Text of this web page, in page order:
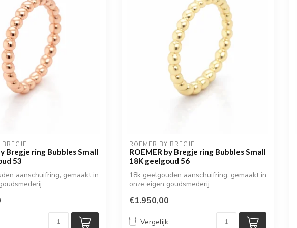
Bregje ring Bubbles Small
53
aanschuifring, gemaakt in
ROEMER BY BREGJE
ROEMER by Bregje ring Bubbles Small
18K geelgoud 56
18k geelgouden aanschuifring, gemaakt in
onze eigen goudsmederij
€1.950,00
Vergelijk